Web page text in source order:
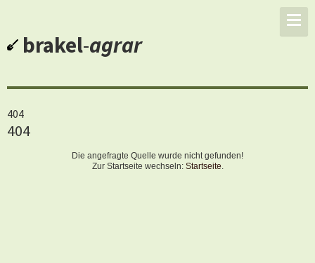
brakel-agrar
404
404
Die angefragte Quelle wurde nicht gefunden!
Zur Startseite wechseln: Startseite.